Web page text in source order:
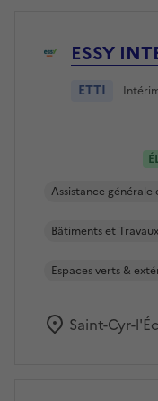
ESSY
ETTI
Assistance
Bâtiments et
Espaces verts &
Saint-Cyr-